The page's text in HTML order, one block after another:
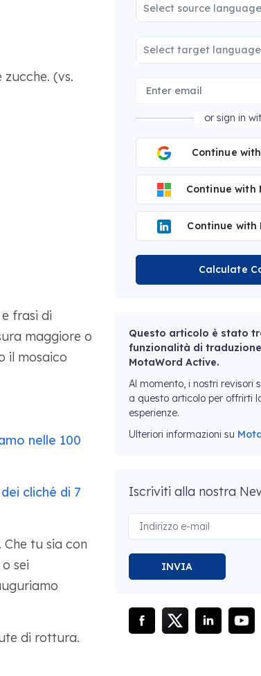
(vs.
frasi di
maggiore o
il mosaico
nelle 100
cliché di 7
tu sia con
sei
di rottura.
Select source language
Select target
or sign in
Continue
Continue with
Continue with
Calculate
Questo articolo è stato
funzionalità di
MotaWord Active.
Al momento, i nostri revisori
a questo articolo per offrirti
esperienze.
Ulteriori informazioni su
Iscriviti alla nostra
INVIA